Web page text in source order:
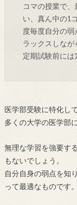
コマの授業で
い、真ん中の1
度毎度自分の
ラックスしなが
定期試験前には
医学部受験に特化し
多くの大学の医学部
無理な学習を強要す
もないでしょう。
自分自身の弱点を知
って最適なものです。